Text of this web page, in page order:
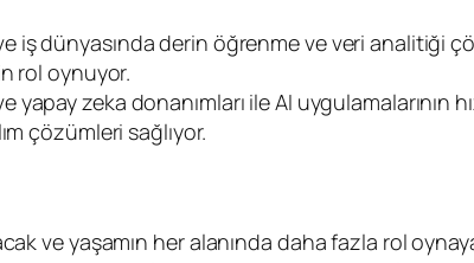
iş dünyasında derin öğrenme ve veri analitiği
rol oynuyor.
zeka donanımları ile AI uygulamalarının
çözümleri sağlıyor.
ve yaşamın her alanında daha fazla rol